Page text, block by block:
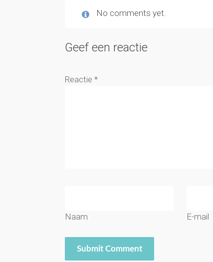
No comments yet.
Geef een reactie
Reactie*
Naam E-mail